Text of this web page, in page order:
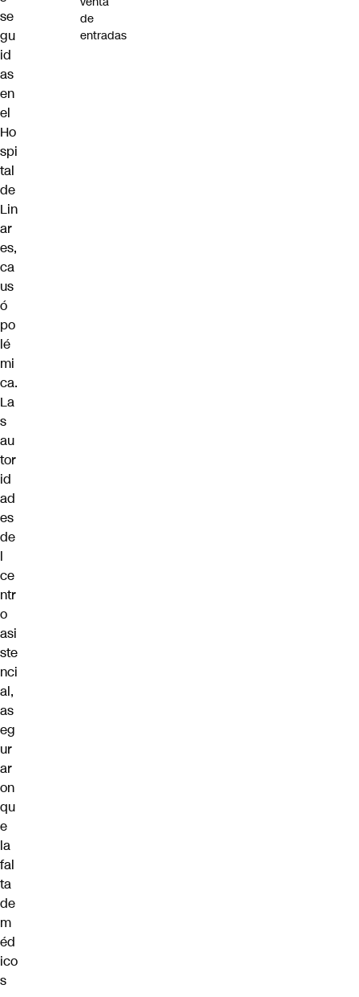
se
gu
id
as
en
el
Ho
spi
tal
de
Lin
ar
es,
ca
us
ó
po
lé
mi
ca.
La
s
au
tor
id
ad
es
de
l
ce
ntr
o
asi
ste
nci
al,
as
eg
ur
ar
on
qu
e
la
fal
ta
de
m
éd
ico
s
de
entradas